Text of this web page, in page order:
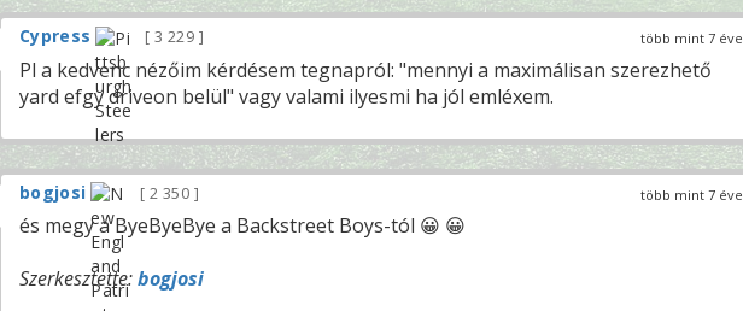
több mint 7 éve
Cypress 3 229
Pl a kedvenc nézőim kérdésem tegnapról: "mennyi a maximálisan szerezhető
yard efgy driveon belül" vagy valami ilyesmi ha jól emléxem.
több mint 7 éve
bogjosi 2 350
és megy a ByeByeBye a Backstreet Boys-tól 😀 😀
Szerkesztette:bogjosi